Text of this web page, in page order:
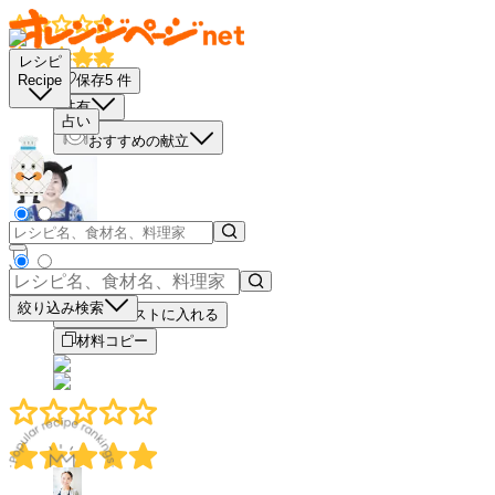
レシピ
Recipe
占い
絞り込み検索
保存5 件
共有
おすすめの献立
－
＋
買い物リストに入れる
材料コピー